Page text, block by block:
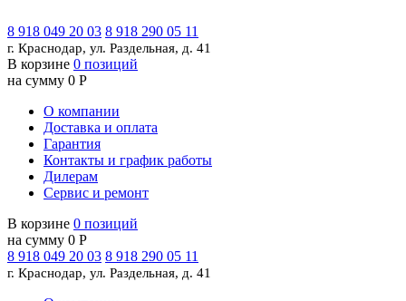
8 918 049 20 03 8 918 290 05 11
г. Краснодар, ул. Раздельная, д. 41
В корзине 0 позиций
на сумму 0 Р
О компании
Доставка и оплата
Гарантия
Контакты и график работы
Дилерам
Сервис и ремонт
В корзине 0 позиций
на сумму 0 Р
8 918 049 20 03 8 918 290 05 11
г. Краснодар, ул. Раздельная, д. 41